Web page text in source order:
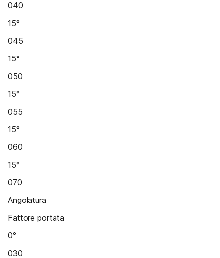
040
15°
045
15°
050
15°
055
15°
060
15°
070
Angolatura
Fattore portata
0°
030